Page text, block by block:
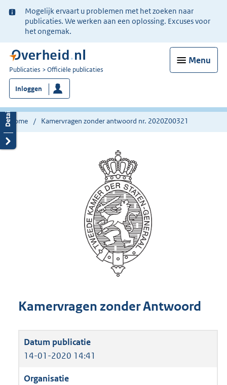
Ter
informatie:
Mogelijk ervaart u problemen met het zoeken naar
publicaties. We werken aan een oplossing. Excuses voor
het ongemak.
Menu
U
bent
nu
hier:
Publicaties Officiële publicaties
Inloggen
Home Kamervragen zonder antwoord nr. 2020Z00321
Kamervragen zonder Antwoord
14-01-2020 14:41